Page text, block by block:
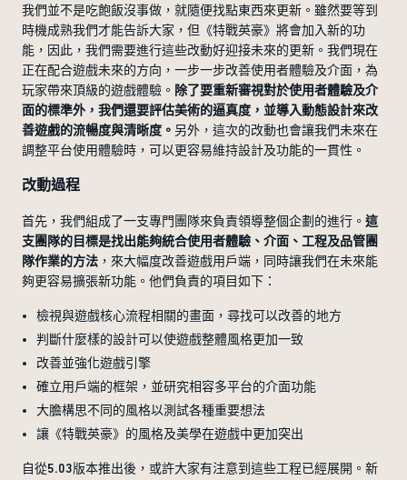
我們並不是吃飽飯沒事做，就隨便找點東西來更新。雖然要等到
時機成熟我們才能告訴大家，但《特戰英豪》將會加入新的功
能，因此，我們需要進行這些改動好迎接未來的更新。我們現在
正在配合遊戲未來的方向，一步一步改善使用者體驗及介面，為
玩家帶來頂級的遊戲體驗。 除了要重新審視對於使用者體驗及介
面的標準外，我們還要評估美術的逼真度，並導入動態設計來改
善遊戲的流暢度與清晰度。 另外，這次的改動也會讓我們未來在
調整平台使用體驗時，可以更容易維持設計及功能的一貫性。
改動過程
首先，我們組成了一支專門團隊來負責領導整個企劃的進行。 這
支團隊的目標是找出能夠統合使用者體驗、介面、工程及品管團
隊作業的方法 ，來大幅度改善遊戲用戶端，同時讓我們在未來能
夠更容易擴張新功能。他們負責的項目如下：
檢視與遊戲核心流程相關的畫面，尋找可以改善的地方
判斷什麼樣的設計可以使遊戲整體風格更加一致
改善並強化遊戲引擎
確立用戶端的框架，並研究相容多平台的介面功能
大膽構思不同的風格以測試各種重要想法
讓《特戰英豪》的風格及美學在遊戲中更加突出
自從5.03版本推出後，或許大家有注意到這些工程已經展開。新